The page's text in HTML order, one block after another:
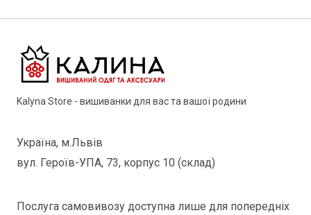
Kalyna Store - вишиванки для вас та вашої родини
Україна, м.Львів
вул. Героїв-УПА, 73, корпус 10 (склад)
Послуга самовивозу доступна лише для попередніх